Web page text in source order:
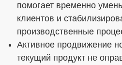
помогает временно
клиентов и
производственные
Активное продвижение
текущий продукт не